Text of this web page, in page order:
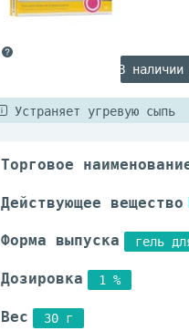
В
Устраняет угревую сыпь
Торговое
Действующее вещество
Форма выпуска гель
Дозировка 1 %
Вес 30 г